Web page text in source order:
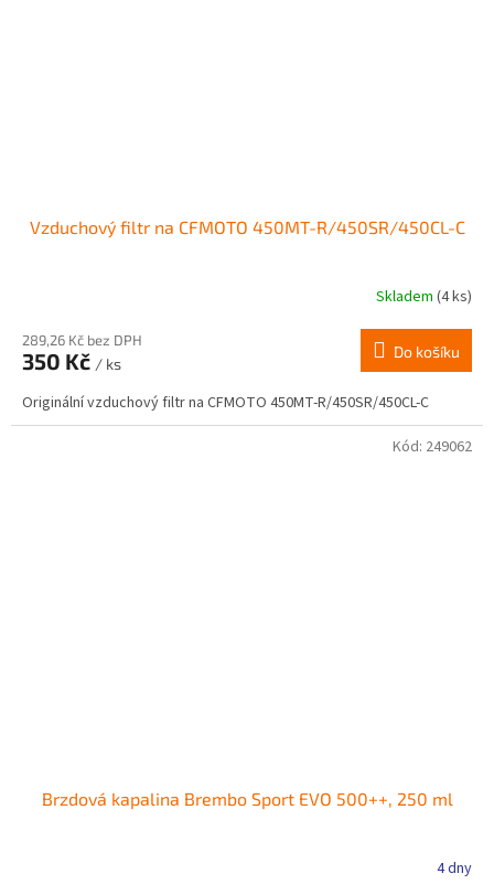
Vzduchový filtr na CFMOTO 450MT-R/450SR/450CL-C
Skladem (4 ks)
289,26 Kč bez DPH
350 Kč / ks
Do košíku
Originální vzduchový filtr na CFMOTO 450MT-R/450SR/450CL-C
Brzdová kapalina Brembo Sport EVO 500++, 250 ml
4 dny
Kód: 249062